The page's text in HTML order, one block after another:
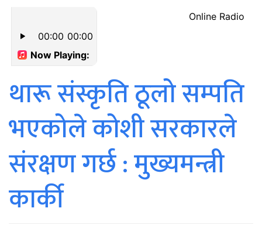
थारू संस्कृति ठूलो सम्पति
भएकोले कोशी सरकारले
संरक्षण गर्छ : मुख्यमन्त्री
कार्की